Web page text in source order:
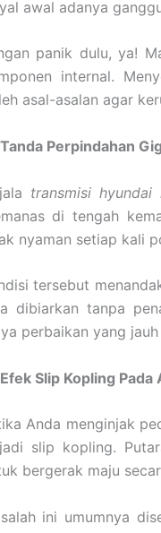
awal adanya
panik dulu, ya!
internal.
asal-asalan agar
Tanda Perpindahan
transmisi
di tengah
nyaman setiap kali
tersebut
dibiarkan tanpa
perbaikan yang
Efek Slip Kopling Pada
Anda menginjak
slip kopling.
bergerak maju
ini umumnya